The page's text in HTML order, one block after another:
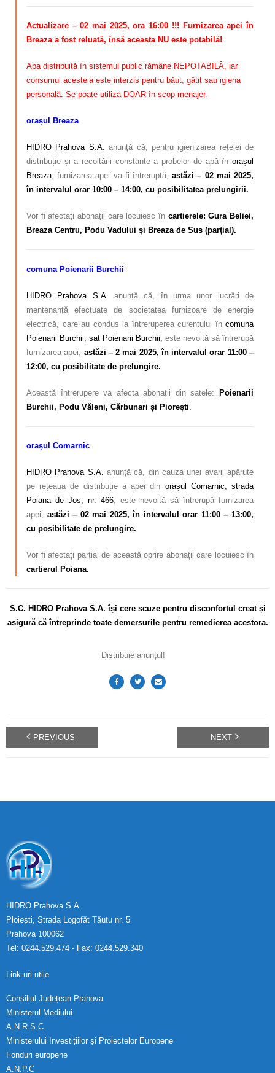
Actualizare – 02 mai 2025, ora 16:00 !!! Furnizarea apei în
Breaza a fost reluată, însă aceasta NU este potabilă!
Apa distribuită în sistemul public rămâne NEPOTABILĂ, iar
consumul acesteia este interzis pentru băut, gătit sau igiena
personală. Se poate utiliza DOAR în scop menajer.
orașul Breaza
HIDRO Prahova S.A. anunță că, pentru igienizarea rețelei de
distribuție și a recoltării constante a probelor de apă în orașul
Breaza, furnizarea apei va fi întreruptă,astăzi – 02 mai 2025,
în intervalul orar 10:00 – 14:00, cu posibilitatea prelungirii.
Vor fi afectați abonații care locuiesc în cartierele: Gura Beliei,
Breaza Centru, Podu Vadului și Breaza de Sus (parțial).
comuna Poienarii Burchii
HIDRO Prahova S.A.
anunță că, în urma unor lucrări de
mentenanță efectuate de societatea furnizoare de energie
electrică, care au condus la întreruperea curentului în comuna
Poienarii Burchii, sat Poienarii Burchii, este nevoită să întrerupă
furnizarea apei, astăzi – 2 mai 2025, în intervalul orar 11:00 –
12:00, cu posibilitate de prelungire.
Această întrerupere va afecta abonații din satele: Poienarii
Burchii, Podu Văleni, Cărbunari și Piorești
orașul Comarnic
HIDRO Prahova S.A. anunță că, din cauza unei avarii apărute
pe rețeaua de distribuție a apei din orașul Comarnic, strada
Poiana de Jos, nr. 466, este nevoită să întrerupă furnizarea
apei, astăzi – 02 mai 2025, în intervalul orar 11:00 – 13:00,
cu posibilitate de prelungire.
Vor fi afectați parțial de această oprire abonații care locuiesc în
cartierul Poiana.
S.C. HIDRO Prahova S.A. își cere scuze pentru disconfortul creat și
asigură că întreprinde toate demersurile pentru remedierea acestora.
Distribuie anunțul!
PREVIOUS NEXT
HIDRO Prahova S.A.
Ploiești, Strada Logofăt Tăutu nr. 5
Prahova 100062
Tel: 0244.529.474 - Fax: 0244.529.340
Link-uri utile
Consiliul Județean Prahova
Ministerul Mediului
A.N.R.S.C.
Ministerului Investițiilor și Proiectelor Europene
Fonduri europene
A.N.P.C